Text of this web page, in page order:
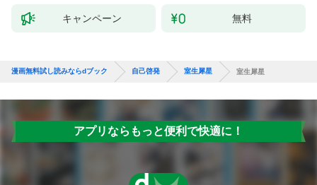
キャンペーン 無料
漫画無料試し読みならdブック 自己啓発 室生犀星 室生犀星
アプリならもっと便利で快適に！